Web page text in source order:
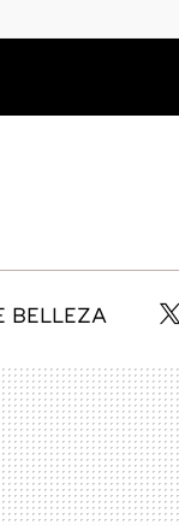
BELLEZA